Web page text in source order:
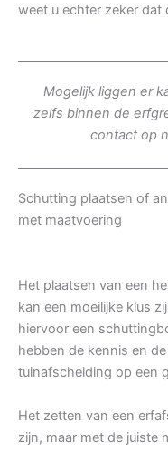
weet u echter zeker dat
Mogelijk liggen er
zelfs binnen de
contact op
Schutting plaatsen of
met maatvoering
Het plaatsen van een
kan een moeilijke klus
hiervoor een
hebben de kennis en
tuinafscheiding op een
Het zetten van een
zijn, maar met de juiste